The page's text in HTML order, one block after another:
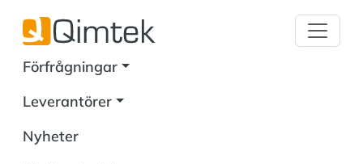
Förfrågningar
Leverantörer
Nyheter